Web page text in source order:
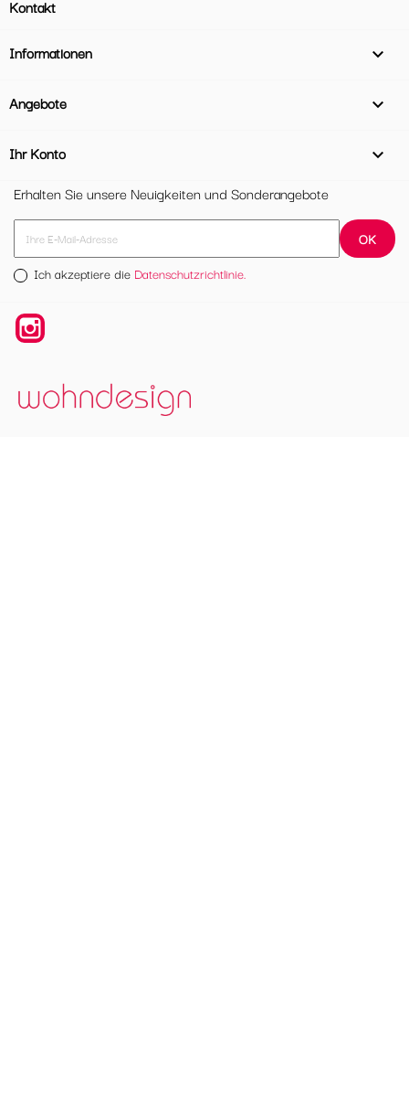
Kontakt
Informationen 
Angebote 
Ihr Konto

Erhalten Sie unsere Neuigkeiten und Sonderangebote
Ich akzeptiere die Datenschutzrichtlinie.